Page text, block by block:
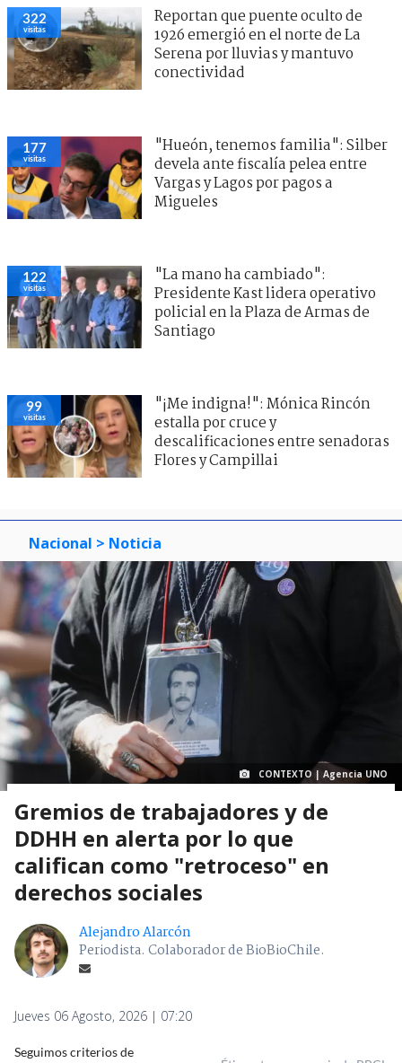
322
visitas
Reportan que puente oculto de
1926 emergió en el norte de La
Serena por lluvias y mantuvo
conectividad
177
visitas
"Hueón, tenemos familia": Silber
devela ante fiscalía pelea entre
Vargas y Lagos por pagos a
Migueles
122
visitas
"La mano ha cambiado":
Presidente Kast lidera operativo
policial en la Plaza de Armas de
Santiago
99
visitas
"¡Me indigna!": Mónica Rincón
estalla por cruce y
descalificaciones entre senadoras
Flores y Campillai
Nacional > Noticia
CONTEXTO | Agencia UNO
Gremios de trabajadores y de
DDHH en alerta por lo que
califican como "retroceso" en
derechos sociales
Alejandro Alarcón
Periodista. Colaborador de BioBioChile.
Jueves 06 Agosto, 2026 | 07:20
Seguimos criterios de